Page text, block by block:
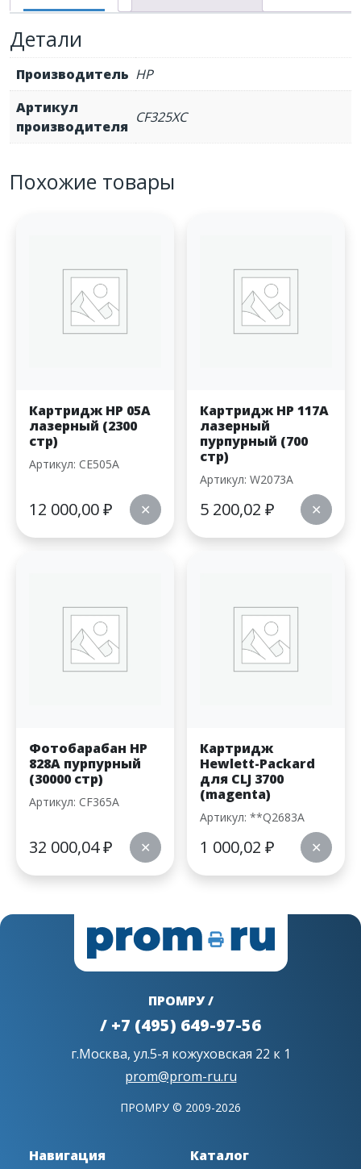
Детали
Производитель HP
Артикул
производителя
CF325XC
Похожие товары
Картридж HP 05A
лазерный (2300
стр)
Артикул: CE505A
12 000,00₽ ✕
Картридж HP 117A
лазерный
пурпурный (700
стр)
Артикул: W2073A
5 200,02 ₽ ✕
Фотобарабан HP
828A пурпурный
(30000 стр)
Артикул: CF365A
32 000,04₽ ✕
Картридж
Hewlett-Packard
для CLJ 3700
(magenta)
Артикул: **Q2683A
1 000,02 ₽ ✕
ПРОМРУ /
/ +7 (495) 649-97-56
г.Москва, ул.5-я кожуховская 22 к 1
prom@prom-ru.ru
ПРОМРУ © 2009-2026
Навигация Каталог